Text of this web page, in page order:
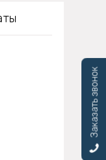
Заказать звонок